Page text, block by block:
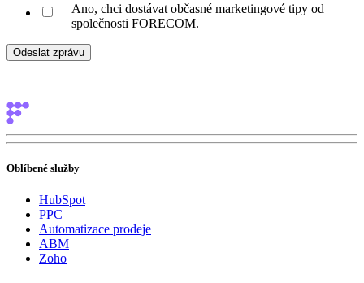
Ano, chci dostávat občasné marketingové tipy od
společnosti FORECOM.
Oblíbené služby
HubSpot
PPC
Automatizace prodeje
ABM
Zoho